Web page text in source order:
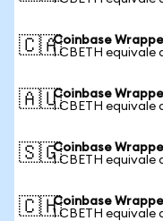
🇨🇦Coinbase
1 CBETH equivale
🇦🇺Coinbase
1 CBETH equivale
🇸🇬Coinbase
1 CBETH equivale
🇨🇭Coinbase
1 CBETH equivale